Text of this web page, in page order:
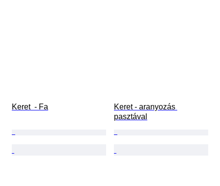
Keret  - Fa
Keret - aranyozás
pasztával